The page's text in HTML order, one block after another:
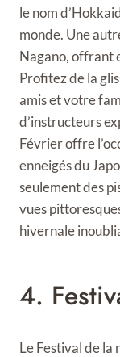
le nom
monde. Une
Nagano, offrant
Profitez de la
amis et votre
d’instructeurs
Février offre
enneigés du
seulement des
vues
hivernale
4.
Le Festival de la